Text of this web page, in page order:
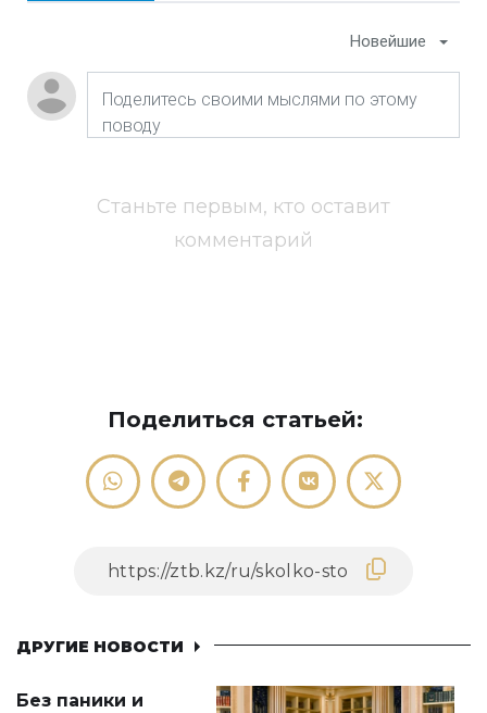
Новейшие
Станьте первым, кто оставит
комментарий
Поделиться статьей:
ДРУГИЕ НОВОСТИ
Без паники и